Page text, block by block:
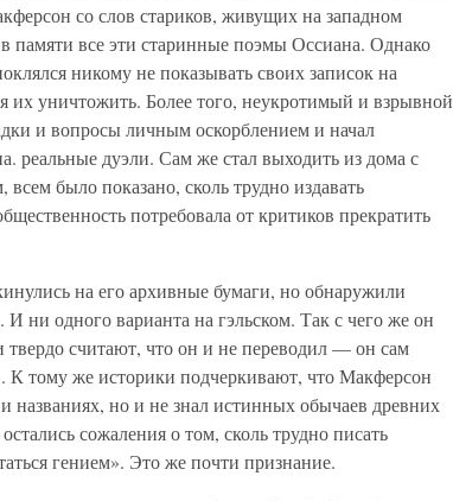
со слов стариков, живущих на западном
все эти старинные поэмы Оссиана. Однако
никому не показывать своих записок на
их уничтожить. Более того, неукротимый и взрывной
и вопросы личным оскорблением и начал
реальные дуэли. Сам же стал выходить из дома с
было показано, сколь трудно издавать
потребовала от критиков прекратить
на его архивные бумаги, но обнаружили
ни одного варианта на гэльском. Так с чего же он
считают, что он и не переводил — он сам
тому же историки подчеркивают, что Макферсон
названиях, но и не знал истинных обычаев древних
сожаления о том, сколь трудно писать
гением». Это же почти признание.